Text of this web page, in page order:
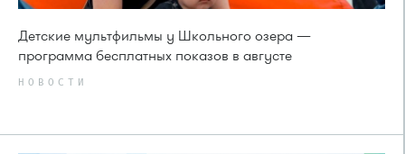
Детские мультфильмы у Школьного озера —
программа бесплатных показов в августе
НОВОСТИ